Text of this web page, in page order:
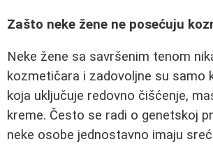
Zašto neke žene ne posećuju
Neke žene sa savršenim tenom
kozmetičara i zadovoljne su samo
koja uključuje redovno čišćenje,
kreme. Često se radi o genetskoj
neke osobe jednostavno imaju